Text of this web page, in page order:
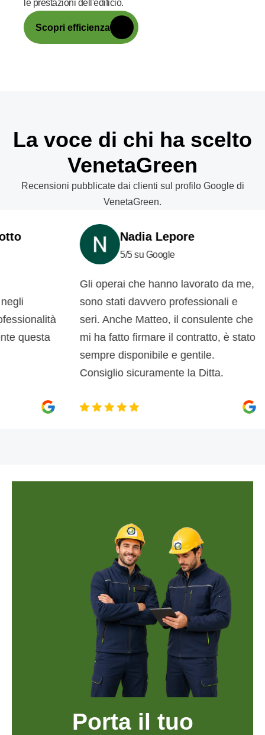
le prestazioni dell'edificio.
Scopri efficienza
La voce di chi ha scelto
VenetaGreen
Recensioni pubblicate dai clienti sul profilo Google di
VenetaGreen.
Nadia Lepore
5/5 su Google
Gli operai che hanno lavorato da me,
sono stati davvero professionali e
seri. Anche Matteo, il consulente che
mi ha fatto firmare il contratto, è stato
sempre disponibile e gentile.
Consiglio sicuramente la Ditta.
Porta il tuo